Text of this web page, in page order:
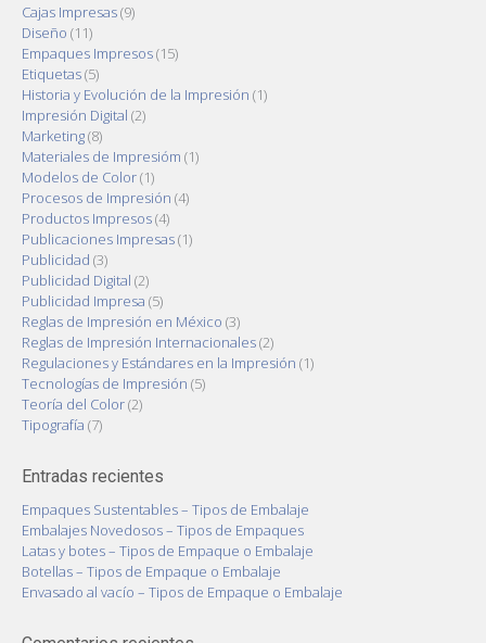
Cajas Impresas(9)
Diseño (11)
Empaques Impresos(15)
Etiquetas(5)
Historia y Evolución de la Impresión (1)
Impresión Digital (2)
Marketing(8)
Materiales de Impresióm (1)
Modelos de Color(1)
Procesos de Impresión (4)
Productos Impresos(4)
Publicaciones Impresas(1)
Publicidad (3)
Publicidad Digital (2)
Publicidad Impresa (5)
Reglas de Impresión en México (3)
Reglas de Impresión Internacionales(2)
Regulaciones y Estándares en la Impresión (1)
Tecnologías de Impresión (5)
Teoría del Color(2)
Tipografía (7)
Entradas recientes
Empaques Sustentables – Tipos de Embalaje
Embalajes Novedosos – Tipos de Empaques
Latas y botes – Tipos de Empaque o Embalaje
Botellas – Tipos de Empaque o Embalaje
Envasado al vacío – Tipos de Empaque o Embalaje